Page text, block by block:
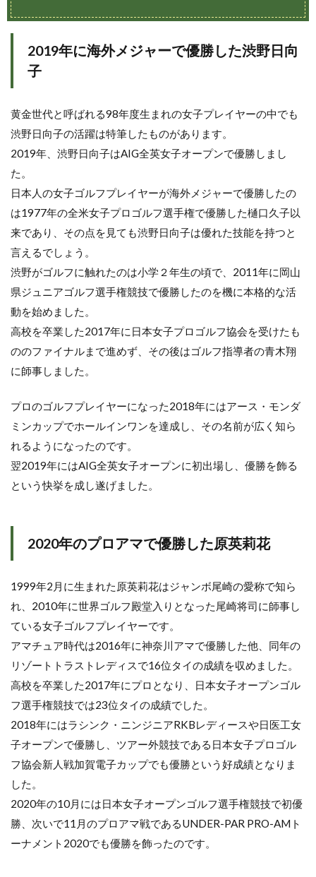
2019年に海外メジャーで優勝した渋野日向
子
黄金世代と呼ばれる98年度生まれの女子プレイヤーの中でも
渋野日向子の活躍は特筆したものがあります。
2019年、渋野日向子はAIG全英女子オープンで優勝しまし
た。
日本人の女子ゴルフプレイヤーが海外メジャーで優勝したの
は1977年の全米女子プロゴルフ選手権で優勝した樋口久子以
来であり、その点を見ても渋野日向子は優れた技能を持つと
言えるでしょう。
渋野がゴルフに触れたのは小学２年生の頃で、2011年に岡山
県ジュニアゴルフ選手権競技で優勝したのを機に本格的な活
動を始めました。
高校を卒業した2017年に日本女子プロゴルフ協会を受けたも
ののファイナルまで進めず、その後はゴルフ指導者の青木翔
に師事しました。
プロのゴルフプレイヤーになった2018年にはアース・モンダ
ミンカップでホールインワンを達成し、その名前が広く知ら
れるようになったのです。
翌2019年にはAIG全英女子オープンに初出場し、優勝を飾る
という快挙を成し遂げました。
2020年のプロアマで優勝した原英莉花
1999年2月に生まれた原英莉花はジャンボ尾崎の愛称で知ら
れ、2010年に世界ゴルフ殿堂入りとなった尾崎将司に師事し
ている女子ゴルフプレイヤーです。
アマチュア時代は2016年に神奈川アマで優勝した他、同年の
リゾートトラストレディスで16位タイの成績を収めました。
高校を卒業した2017年にプロとなり、日本女子オープンゴル
フ選手権競技では23位タイの成績でした。
2018年にはラシンク・ニンジニアRKBレディースや日医工女
子オープンで優勝し、ツアー外競技である日本女子プロゴル
フ協会新人戦加賀電子カップでも優勝という好成績となりま
した。
2020年の10月には日本女子オープンゴルフ選手権競技で初優
勝、次いで11月のプロアマ戦であるUNDER-PAR PRO-AMト
ーナメント2020でも優勝を飾ったのです。